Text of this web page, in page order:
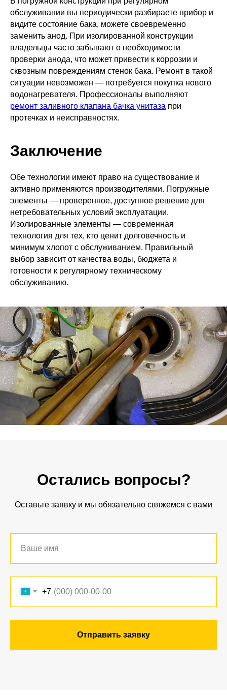
обслуживании вы периодически разбираете прибор и
видите состояние бака, можете своевременно
заменить анод. При изолированной конструкции
владельцы часто забывают о необходимости
проверки анода, что может привести к коррозии и
сквозным повреждениям стенок бака. Ремонт в такой
ситуации невозможен — потребуется покупка нового
водонагревателя. Профессионалы выполняют
ремонт заливного клапана бачка унитаза при
протечках и неисправностях.
Заключение
Обе технологии имеют право на существование и
активно применяются производителями. Погружные
элементы — проверенное, доступное решение для
нетребовательных условий эксплуатации.
Изолированные элементы — современная
технология для тех, кто ценит долговечность и
минимум хлопот с обслуживанием. Правильный
выбор зависит от качества воды, бюджета и
готовности к регулярному техническому
обслуживанию.
Остались вопросы?
Оставьте заявку и мы обязательно свяжемся с вами
+7
Отправить заявку